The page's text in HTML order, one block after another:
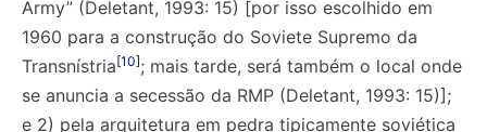
Army” (Deletant, 1993: 15) [por isso escolhido em
1960 para a construção do Soviete Supremo da
Transnístria[10]; mais tarde, será também o local onde
se anuncia a secessão da RMP (Deletant, 1993: 15)];
e 2) pela arquitetura em pedra tipicamente soviética